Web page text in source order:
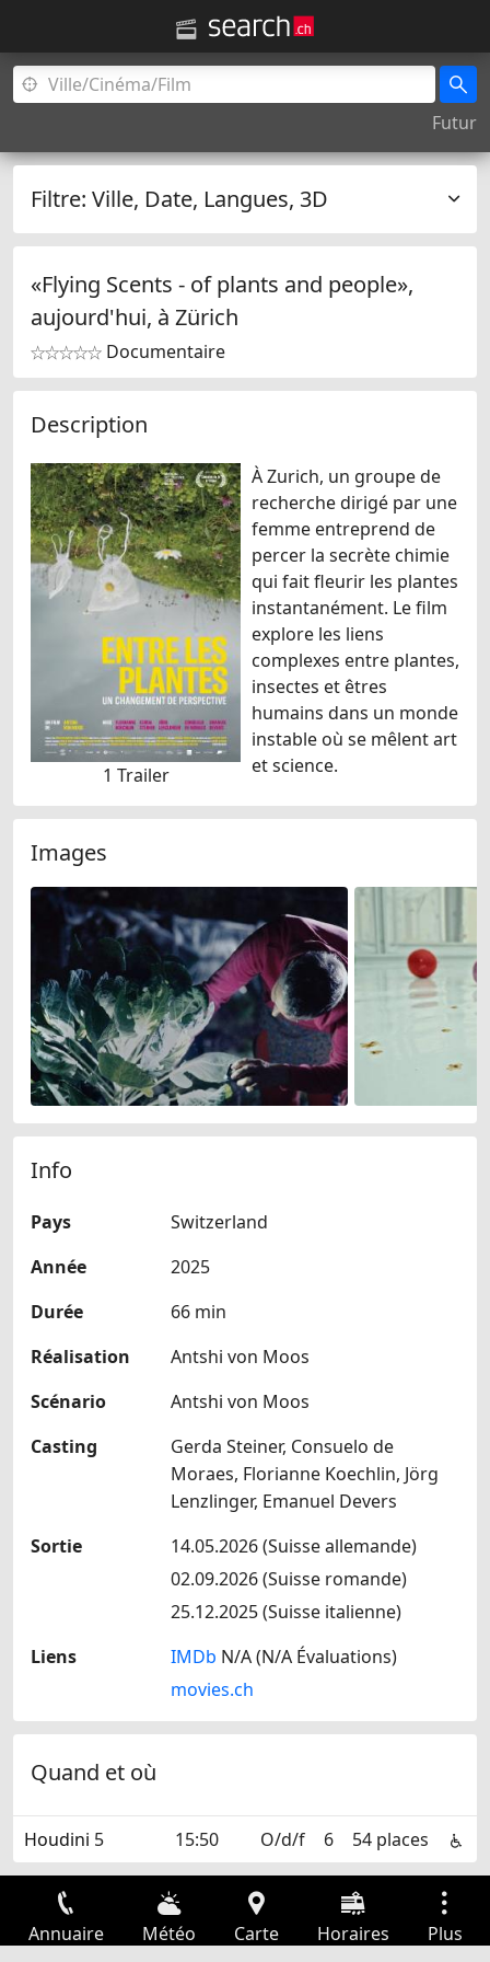
Futur
Filtre: Ville, Date, Langues, 3D
«Flying Scents - of plants and people»,
aujourd'hui, à Zürich

 Documentaire
Description
1 Trailer
À Zurich, un groupe de
recherche dirigé par une
femme entre­prend de
percer la secrète chimie
qui fait fleurir les plantes
instantanément. Le film
explore les liens
complexes entre plantes,
insectes et êtres
humains dans un monde
instable où se mêlent art
et science.
Images
Info
Pays
Switzerland
Année
2025
Durée
66 min
Réalisation
Antshi von Moos
Scénario
Antshi von Moos
Casting
Gerda Steiner, Consuelo de
Moraes, Florianne Koechlin, Jörg
Lenzlinger, Emanuel Devers
Sortie
14.05.2026 (Suisse allemande)
02.09.2026 (Suisse romande)
25.12.2025 (Suisse italienne)
Liens
IMDb N/A (N/A Évaluations)
movies.ch
Quand et où
Houdini 5 15:50 O/d/f 6 54 places
Annuaire Météo Carte Horaires Plus